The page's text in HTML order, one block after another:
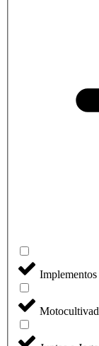
Implementos